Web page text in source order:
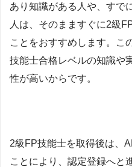
あり知識がある人や、すで
人は、そのまますぐに2級
ことをおすすめします。こ
技能士合格レベルの知識や
性が高いからです。
2級FP技能士を取得後は、
ことにより、認定登録へと